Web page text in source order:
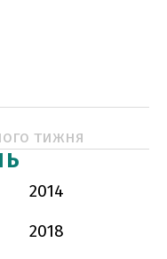
тижня
2014
2018